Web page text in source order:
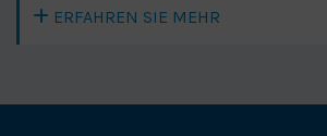
ERFAHREN SIE MEHR